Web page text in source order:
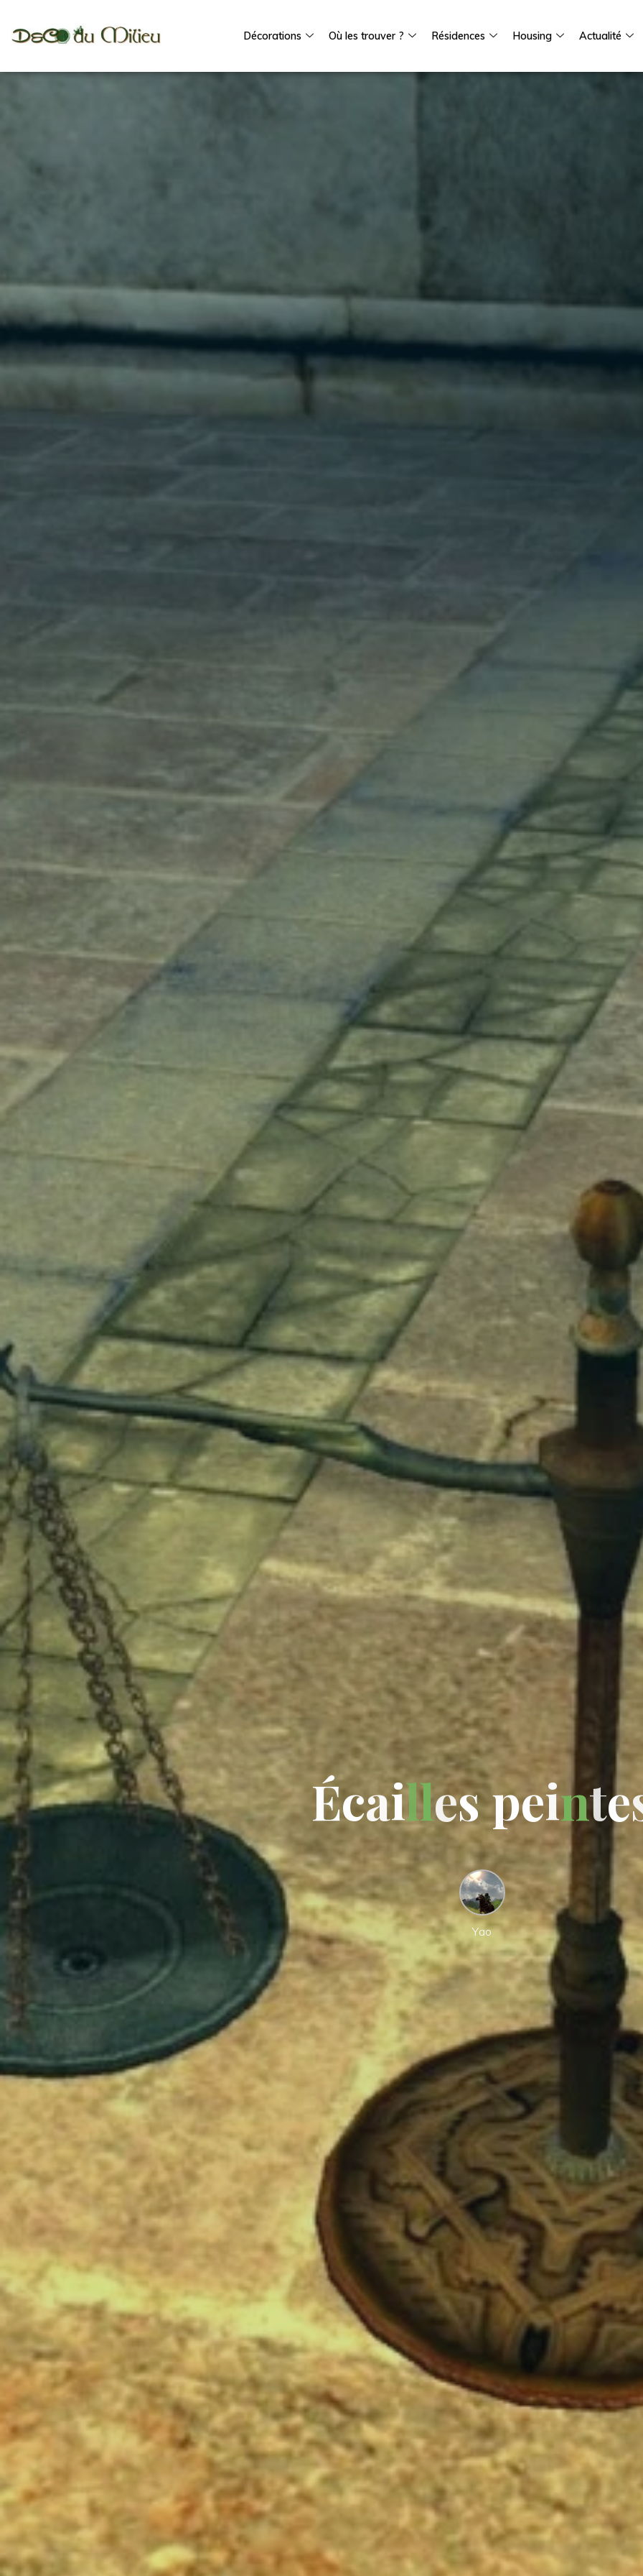
Décorations Où les trouver ? Résidences Housing Actualité
Écaillespeinte
Yao